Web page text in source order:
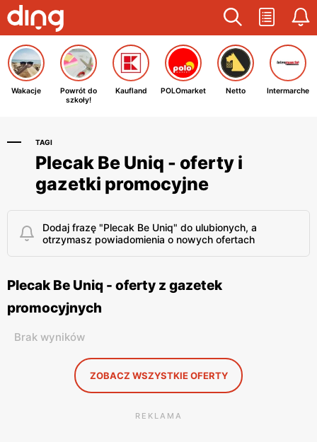
Wakacje
Powrót do
szkoły!
Kaufland POLOmarket Netto Intermarche
TAGI
Plecak Be Uniq - oferty i
gazetki promocyjne
Dodaj frazę "Plecak Be Uniq" do ulubionych, a
otrzymasz powiadomienia o nowych ofertach
Plecak Be Uniq - oferty z gazetek
promocyjnych
Brak wyników
ZOBACZ WSZYSTKIE OFERTY
REKLAMA